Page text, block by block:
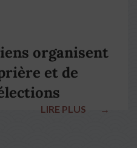
organisent
et de
LIRE PLUS →